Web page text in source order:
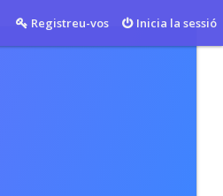
Inicia la sessió
Registreu-vos